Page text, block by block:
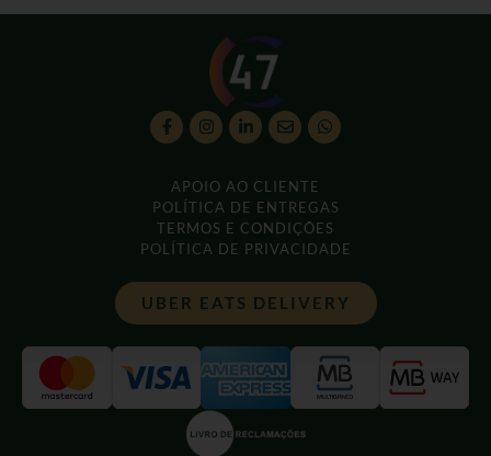
APOIO AO CLIENTE
POLÍTICA DE ENTREGAS
TERMOS E CONDIÇÕES
POLÍTICA DE PRIVACIDADE
UBER EATS DELIVERY